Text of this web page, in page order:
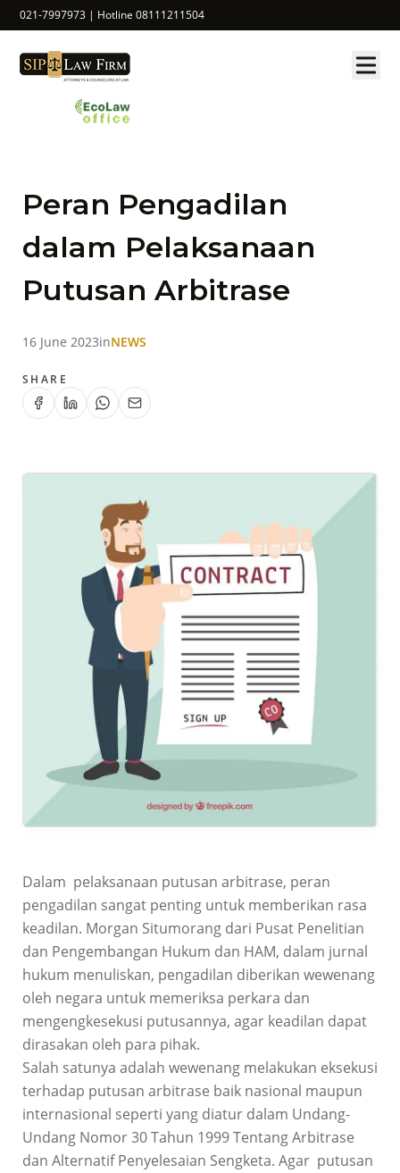
021-7997973 | Hotline 08111211504
Peran Pengadilan
dalam Pelaksanaan
Putusan Arbitrase
16 June 2023inNEWS
SHARE
Dalam pelaksanaan putusan arbitrase, peran
pengadilan sangat penting untuk memberikan rasa
keadilan. Morgan Situmorang dari Pusat Penelitian
dan Pengembangan Hukum dan HAM, dalam jurnal
hukum menuliskan, pengadilan diberikan wewenang
oleh negara untuk memeriksa perkara dan
mengengkesekusi putusannya, agar keadilan dapat
dirasakan oleh para pihak.
Salah satunya adalah wewenang melakukan eksekusi
terhadap putusan arbitrase baik nasional maupun
internasional seperti yang diatur dalam Undang-
Undang Nomor 30 Tahun 1999 Tentang Arbitrase
dan Alternatif Penyelesaian Sengketa. Agar putusan